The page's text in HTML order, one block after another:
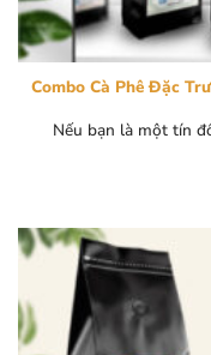
Combo Cà Phê Đặc
Nếu bạn là một tín